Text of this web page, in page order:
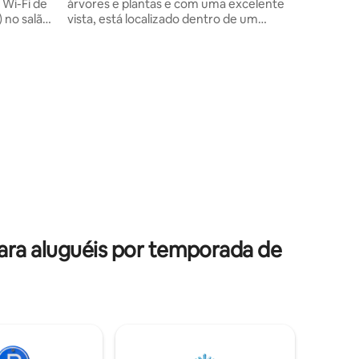
árvores e plantas e com uma excelente
vista, está localizado dentro de um
aluguéis por temporada de